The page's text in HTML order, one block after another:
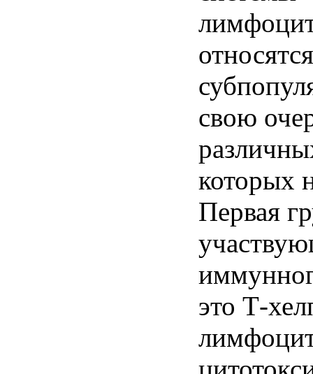
относятся
свою
которых
Первая
это Т-